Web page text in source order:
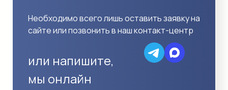
Необходимо всего лишь оставить заявку на
сайте или позвонить в наш контакт-центр
или напишите,
мы онлайн